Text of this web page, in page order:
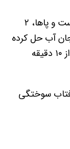
برای تسکین آفتاب سوختگی در نواحی دست و پاها، ۲
نمک اپسوم را داخل ۱ فنجان آب حل کرده
و روی مناطق مورد نظر اسپری کنید و بعد از ۱۰ دقیقه
سوختگی